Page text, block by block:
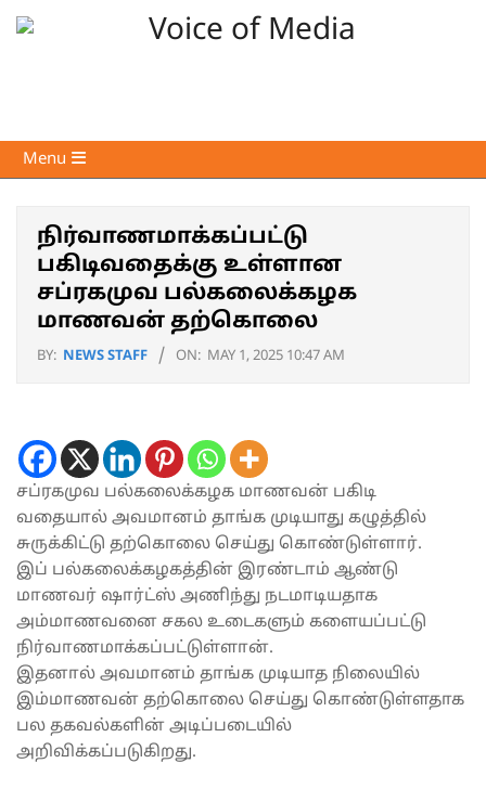
Skip
Voice
of
Primary
Navigation
Menu
நிர்வாணமாக்கப்பட்டு
பகிடிவதைக்கு உள்ளான
சப்ரகமுவ பல்கலைக்கழக
மாணவன் தற்கொலை
BY: NEWS STAFF ON: MAY 1, 2025 10:47 AM
சப்ரகமுவ பல்கலைக்கழக மாணவன் பகிடி
வதையால் அவமானம் தாங்க முடியாது கழுத்தில்
சுருக்கிட்டு தற்கொலை செய்து கொண்டுள்ளார்.
இப் பல்கலைக்கழகத்தின் இரண்டாம் ஆண்டு
மாணவர் ஷார்ட்ஸ் அணிந்து நடமாடியதாக
அம்மாணவனை சகல உடைகளும் களையப்பட்டு
நிர்வாணமாக்கப்பட்டுள்ளான்.
இதனால் அவமானம் தாங்க முடியாத நிலையில்
இம்மாணவன் தற்கொலை செய்து கொண்டுள்ளதாக
பல தகவல்களின் அடிப்படையில்
அறிவிக்கப்படுகிறது.